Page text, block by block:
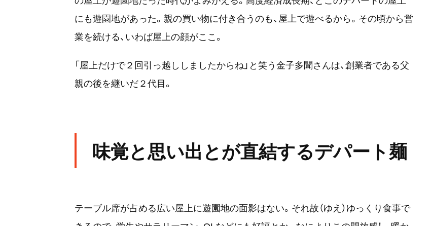
にも遊園地があった。親の買い物に付き合うのも、屋上で遊べるから。その頃から営
業を続ける、いわば屋上の顔がここ。
「屋上だけで２回引っ越ししましたからね」と笑う金子多聞さんは、創業者である父
親の後を継いだ２代目。
味覚と思い出とが直結するデパート麺
テーブル席が占める広い屋上に遊園地の面影はない。それ故（ゆえ）ゆっくり食事で